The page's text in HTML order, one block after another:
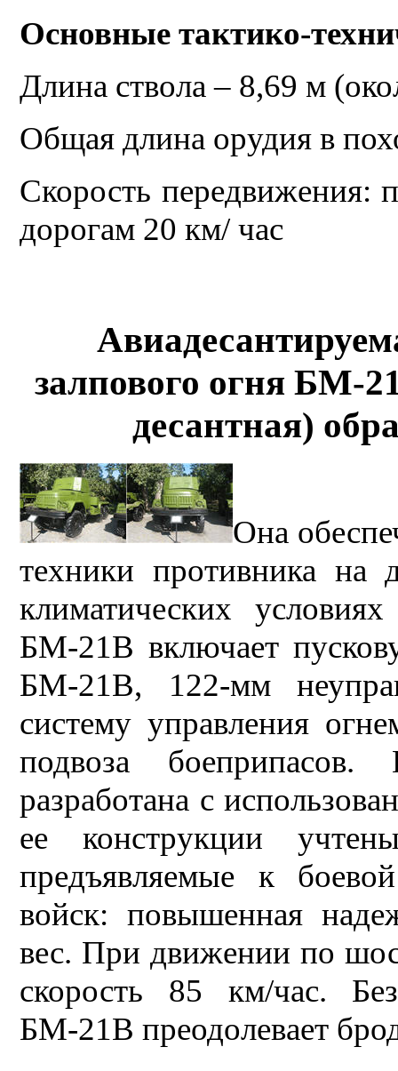
Основные тактико-
Длина ствола – 8,69 м
Общая длина орудия в
Скорость передвижения:
дорогам 20 км/ час
залпового огня БМ-
десантная)
Она
техники противника
климатических
БМ-21В включает
БМ-21В, 122-мм
систему управления
подвоза
разработана с
ее конструкции
предъявляемые к
войск: повышенная
вес. При движении по
скорость 85 км/час.
БМ-21В преодолевает